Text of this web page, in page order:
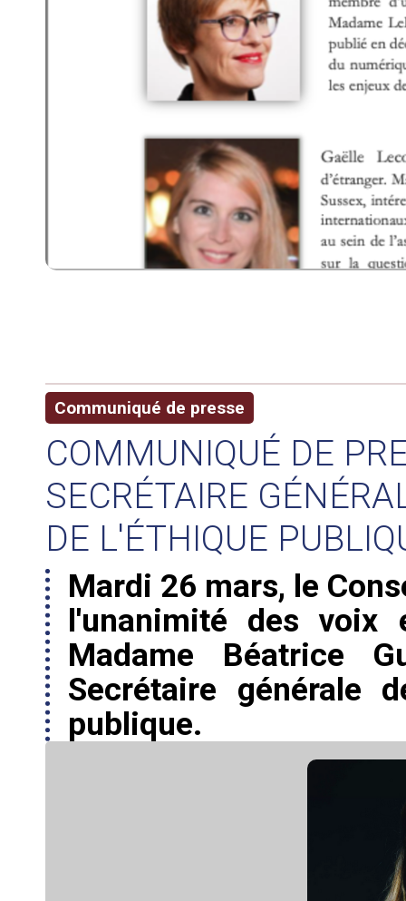
Communiqué de presse
COMMUNIQUÉ DE
SECRÉTAIRE
DE L'ÉTHIQUE
Mardi 26 mars, le
l'unanimité des voix
Madame Béatrice
Secrétaire générale
publique.